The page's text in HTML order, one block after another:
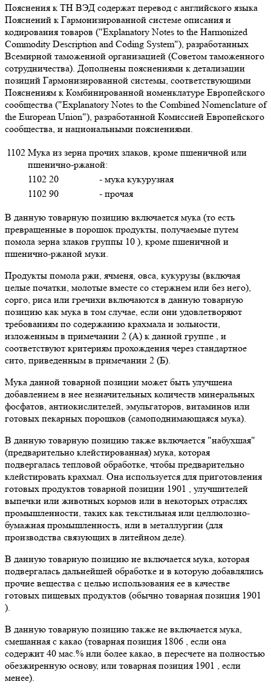
Пояснения к ТН ВЭД содержат перевод с английского языка
Пояснений к Гармонизированной системе описания и
кодирования товаров ("Explanatory Notes to the Harmonized
Commodity Description and Coding System"), разработанных
Всемирной таможенной организацией (Советом таможенного
сотрудничества). Дополнены пояснениями к детализации
позиций Гармонизированной системы, соответствующими
Пояснениям к Комбинированной номенклатуре Европейского
сообщества ("Explanatory Notes to the Combined Nomenclature of
the European Union"), разработанной Комиссией Европейского
сообщества, и национальными пояснениями.
1102 Мука из зерна прочих злаков, кроме пшеничной или
пшенично-ржаной:
1102 20
- мука кукурузная
1102 90
- прочая
В данную товарную позицию включается мука (то есть
превращенные в порошок продукты, получаемые путем
помола зерна злаков группы 10 ), кроме пшеничной и
пшенично-ржаной муки.
Продукты помола ржи, ячменя, овса, кукурузы (включая
целые початки, молотые вместе со стержнем или без него),
сорго, риса или гречихи включаются в данную товарную
позицию как мука в том случае, если они удовлетворяют
требованиям по содержанию крахмала и зольности,
изложенным в примечании 2 (А) к данной группе , и
соответствуют критериям прохождения через стандартное
сито, приведенным в примечании 2 (Б).
Мука данной товарной позиции может быть улучшена
добавлением в нее незначительных количеств минеральных
фосфатов, антиокислителей, эмульгаторов, витаминов или
готовых пекарных порошков (самоподнимающаяся мука).
В данную товарную позицию также включается "набухшая"
(предварительно клейстированная) мука, которая
подвергалась тепловой обработке, чтобы предварительно
клейстировать крахмал. Она используется для приготовления
готовых продуктов товарной позиции 1901 , улучшителей
выпечки или животных кормов или в некоторых отраслях
промышленности, таких как текстильная или целлюлозно-
бумажная промышленность, или в металлургии (для
производства связующих в литейном деле).
В данную товарную позицию не включается мука, которая
подвергалась дальнейшей обработке и в которую добавлялись
прочие вещества с целью использования ее в качестве
готовых пищевых продуктов (обычно товарная позиция 1901
).
В данную товарную позицию также не включается мука,
смешанная с какао (товарная позиция 1806 , если она
содержит 40 мас.% или более какао, в пересчете на полностью
обезжиренную основу, или товарная позиция 1901 , если
менее).